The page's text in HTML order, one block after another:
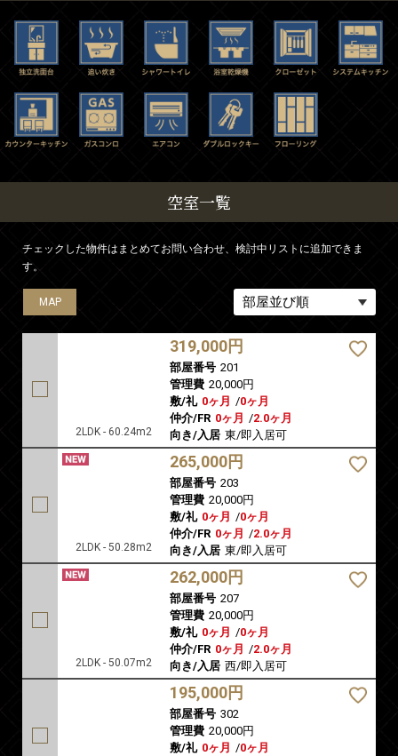
空室一覧
チェックした物件はまとめてお問い合わせ、検討中リストに追加できま
す。
MAP
2LDK - 60.24m2
319,000円
部屋番号 201
管理費 20,000円
敷/礼 0ヶ月 /0ヶ月
仲介/FR 0ヶ月 /2.0ヶ月
向き/入居 東/即入居可
MAP
2LDK - 50.28m2
265,000円
部屋番号 203
管理費 20,000円
敷/礼 0ヶ月 /0ヶ月
仲介/FR 0ヶ月 /2.0ヶ月
向き/入居 東/即入居可
MAP
2LDK - 50.07m2
262,000円
部屋番号 207
管理費 20,000円
敷/礼 0ヶ月 /0ヶ月
仲介/FR 0ヶ月 /2.0ヶ月
向き/入居 西/即入居可
MAP
195,000円
部屋番号 302
管理費 20,000円
敷/礼 0ヶ月 /0ヶ月
MAP
MAP
MAP
MAP
MAP
MAP
MAP
MAP
MAP
MAP
MAP
MAP
MAP
MAP
MAP
MAP
MAP
MAP
MAP
MAP
MAP
MAP
MAP
MAP
MAP
MAP
MAP
MAP
MAP
MAP
MAP
MAP
MAP
MAP
MAP
MAP
MAP
MAP
MAP
MAP
MAP
MAP
MAP
MAP
MAP
MAP
MAP
MAP